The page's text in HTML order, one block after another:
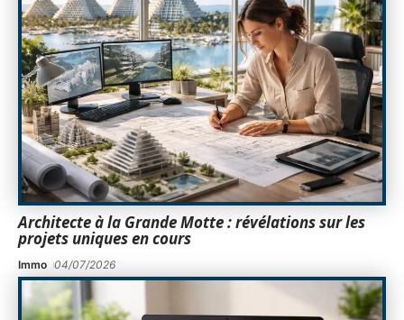
Architecte à la Grande Motte : révélations sur les
projets uniques en cours
Immo 04/07/2026